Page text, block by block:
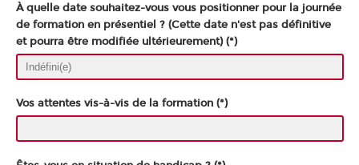
À quelle date souhaitez-vous vous positionner pour la journée
de formation en présentiel ? (Cette date n'est pas définitive
et pourra être modifiée ultérieurement) (*)
Vos attentes vis-à-vis de la formation (*)